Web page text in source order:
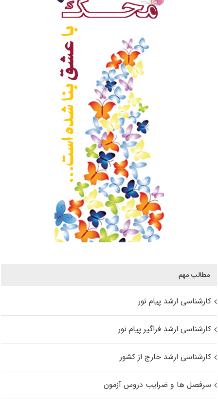
مطالب مهم
کارشناسی ارشد پیام نور
کارشناسی ارشد فراگیر پیام نور
کارشناسی ارشد خارج از کشور
سرفصل ها و ضرایب دروس آزمون